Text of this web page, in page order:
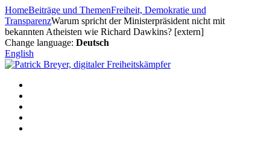
Zum
Inhalt
springen
HomeBeiträge und ThemenFreiheit, Demokratie und
TransparenzWarum spricht der Ministerpräsident nicht mit
bekannten Atheisten wie Richard Dawkins? [extern]
Change language: Deutsch
English